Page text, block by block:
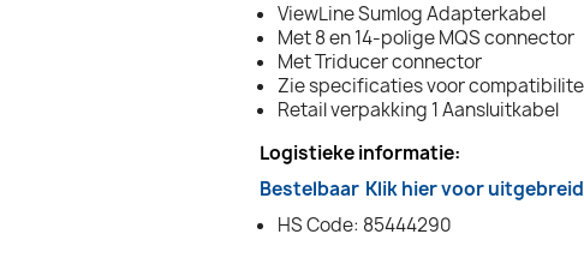
ViewLine Sumlog Adapterkabel
Met 8 en 14-polige MQS connector
Met Triducer connector
Zie specificaties voor
Retail verpakking 1 Aansluitkabel
Logistieke informatie:
Bestelbaar Klik hier voor
HS Code: 85444290